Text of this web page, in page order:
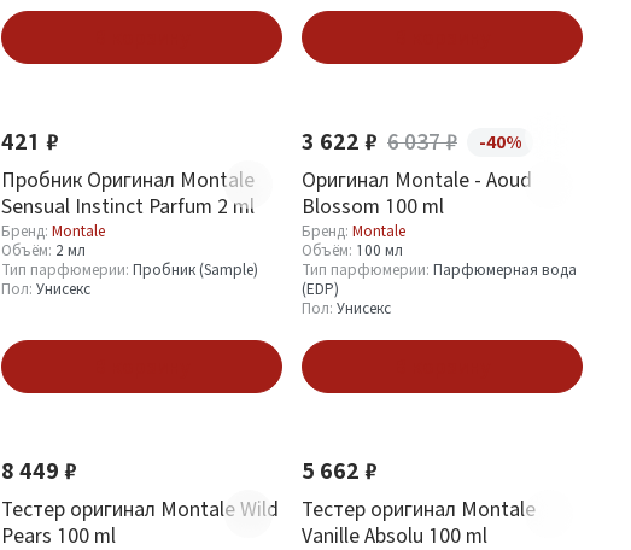
421 ₽
Пробник Оригинал Montale
Sensual Instinct Parfum 2 ml
Бренд: Montale
Объём: 2 мл
Тип парфюмерии: Пробник (Sample)
Пол: Унисекс
3 622 ₽ 6 037 ₽ -40%
Оригинал Montale - Aoud
Blossom 100 ml
Бренд: Montale
Объём: 100 мл
Тип парфюмерии: Парфюмерная вода
(EDP)
Пол: Унисекс
8 449 ₽
Тестер оригинал Montale Wild
Pears 100 ml
5 662 ₽
Тестер оригинал Montale
Vanille Absolu 100 ml